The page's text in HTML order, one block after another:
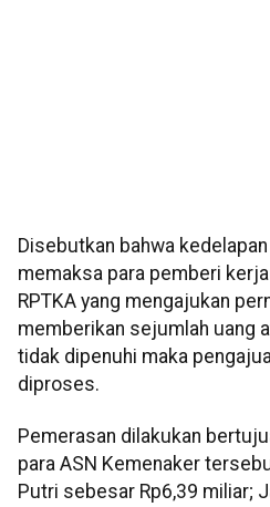
Disebutkan bahwa
memaksa para pemberi
RPTKA yang mengajukan
memberikan sejumlah uang
tidak dipenuhi maka
diproses.
Pemerasan dilakukan
para ASN Kemenaker
Putri sebesar Rp6,39 miliar;